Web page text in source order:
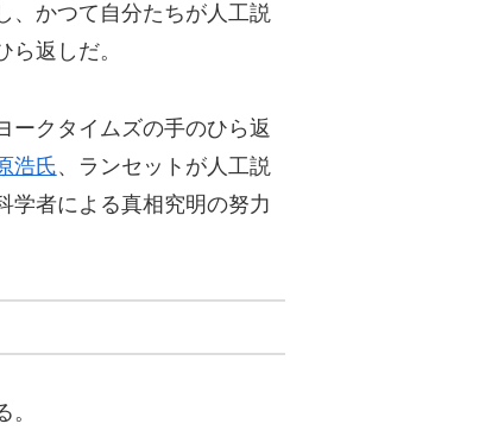
、かつて自分たちが人工説
返しだ。
ークタイムズの手のひら返
浩氏、ランセットが人工説
学者による真相究明の努力